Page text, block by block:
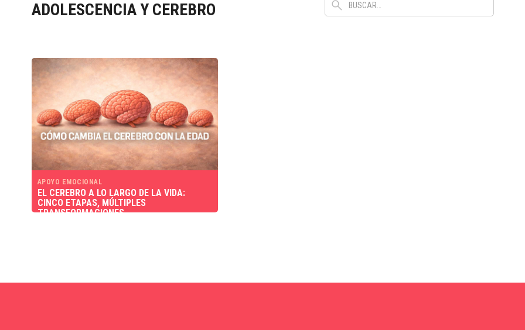
ADOLESCENCIA Y CEREBRO
APOYO EMOCIONAL
EL CEREBRO A LO LARGO DE LA VIDA:
CINCO ETAPAS, MÚLTIPLES
TRANSFORMACIONES